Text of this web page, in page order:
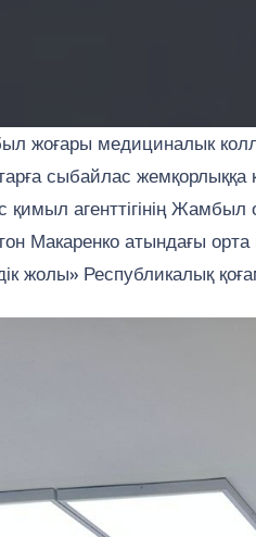
жоғары медициналык
сыбайлас
қимыл агенттігінің
Макаренко атындағы орта
жолы» Республикалық